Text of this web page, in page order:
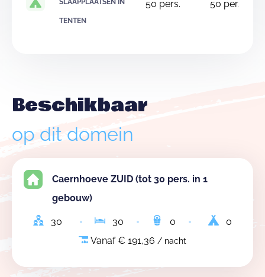
SLAAPPLAATSEN IN
TENTEN
50 pers. 50 pers.
Beschikbaar
op dit domein
Caernhoeve ZUID (tot 30 pers. in 1
gebouw)
30 30 0
0
Vanaf € 191,36 / nacht